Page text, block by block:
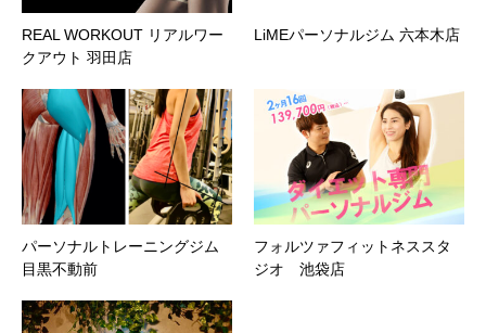
REAL WORKOUT リアルワー
クアウト 羽田店
LiMEパーソナルジム 六本木店
パーソナルトレーニングジム
目黒不動前
フォルツァフィットネススタ
ジオ 池袋店